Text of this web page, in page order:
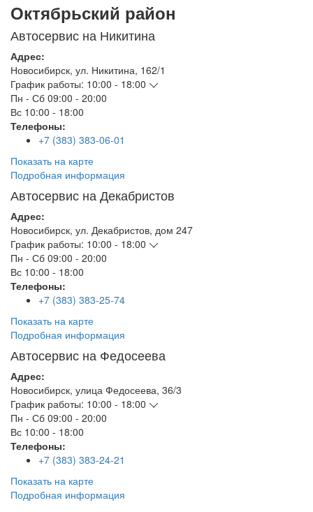
Октябрьский район
Автосервис на Никитина
Адрес:
Новосибирск, ул. Никитина, 162/1
График работы: 10:00 - 18:00
Пн - Сб 09:00 - 20:00
Вс 10:00 - 18:00
Телефоны:
+7 (383) 383-06-01
Показать на карте
Подробная информация
Автосервис на Декабристов
Адрес:
Новосибирск, ул. Декабристов, дом 247
График работы: 10:00 - 18:00
Пн - Сб 09:00 - 20:00
Вс 10:00 - 18:00
Телефоны:
+7 (383) 383-25-74
Показать на карте
Подробная информация
Автосервис на Федосеева
Адрес:
Новосибирск, улица Федосеева, 36/3
График работы: 10:00 - 18:00
Пн - Сб 09:00 - 20:00
Вс 10:00 - 18:00
Телефоны:
+7 (383) 383-24-21
Показать на карте
Подробная информация